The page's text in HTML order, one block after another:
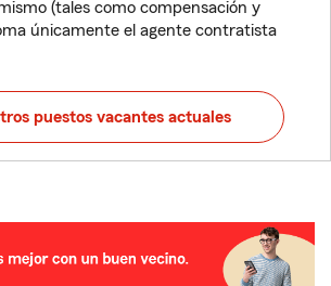
(tales como compensación y
únicamente el agente contratista
puestos vacantes actuales